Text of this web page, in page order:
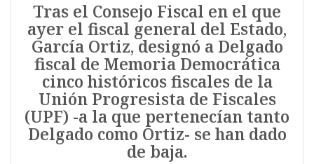
Tras el Consejo Fiscal en el que
ayer el fiscal general del Estado,
García Ortiz, designó a Delgado
fiscal de Memoria Democrática
cinco históricos fiscales de la
Unión Progresista de Fiscales
(UPF) -a la que pertenecían tanto
Delgado como Ortiz- se han dado
de baja.